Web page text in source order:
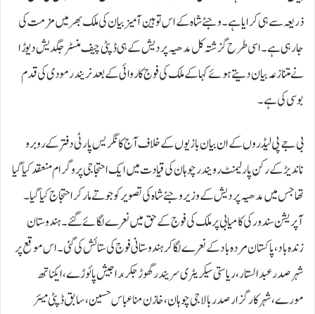
ذریعہ سے ہی کرایا ہے۔ وجئے شاہ کے اس توہین آمیز بیان کی ملک بھر میں مزمت کی
جارہی ہے۔ اسی طرح گزشتہ کل مدھیہ پردیش کے ہی ڈپٹی چیف منسٹر جگدیش دیوڑا
نے متنازعہ بیان دیتے ہوئے کہا کے ملک کی فوج کاروائی کے بعد نریندر مودی کی قدم
بوسی کی ہے۔
بی جے پی لیڈروں کے ان بیان بازیوں کے خلاف آج کانگریس پارٹی دفتر کے روبرو
ناندیڑ کے رکن پارلیمنٹ رویند رچوہان کی قیادت میں ایک احتجاجی پروگرام منعقد کیا گیا
تھا جس میں مدھیہ پردیش کے وزیر وجئے شاہ کی تصویر کو جوتے مار کر احتجاج کیا گیا ۔
آپریشن سندور کی کامیابی پر ملک کی فوج کے حق میں نعرے لگائے گئے۔ ہندوستان
زندہ با د ، پاکستان مردہ باد کے نعرے لگا کرہندوستانی فوج کی ستائش کی گئی ۔ اس موقع پر
شہر صدر عبدالستار ، ریاستی سیکریٹری سریندر گھوڑجکر، راجیش پائوڑے، ایکناتھ
مورے، شہر کارگزار صدر بالاجی چوہان، خازن منا عباس حسین، سابق ڈپٹی میئر